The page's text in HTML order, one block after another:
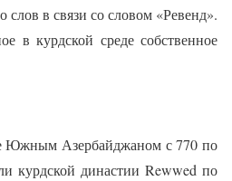
слов в связи со словом «Ревенд».
в курдской среде собственное
Южным Азербайджаном с 770 по
курдской династии Rewwed по